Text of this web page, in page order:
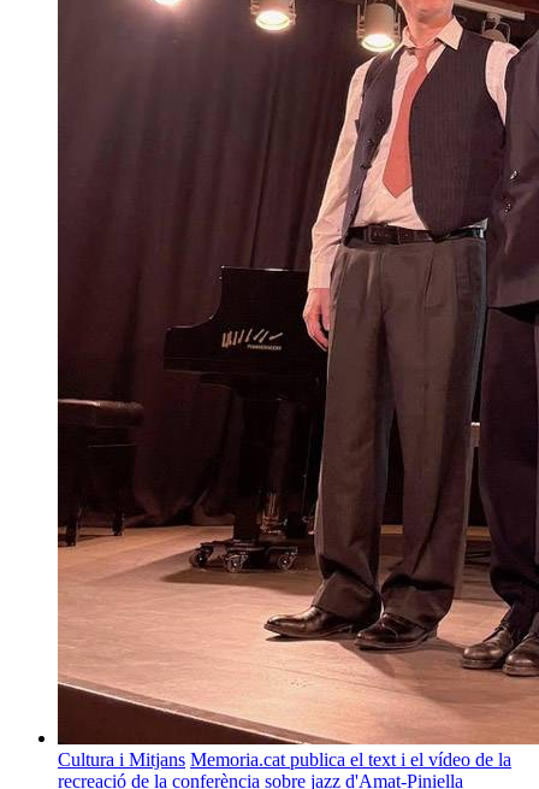
Cultura i Mitjans Memoria.cat publica el text i el vídeo de la
recreació de la conferència sobre jazz d'Amat-Piniella